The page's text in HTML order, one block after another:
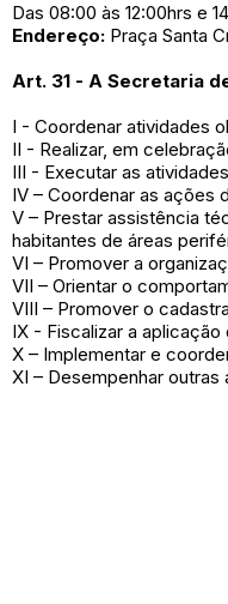
Das 08:00 às 12:00hrs e
Endereço: Praça Santa
Art. 31 - A Secretaria
I - Coordenar atividades
II - Realizar, em
III - Executar as
IV – Coordenar as ações
V – Prestar assistência
habitantes de áreas
VI – Promover a
VII – Orientar o
VIII – Promover o
IX - Fiscalizar a
X – Implementar e
XI – Desempenhar outras